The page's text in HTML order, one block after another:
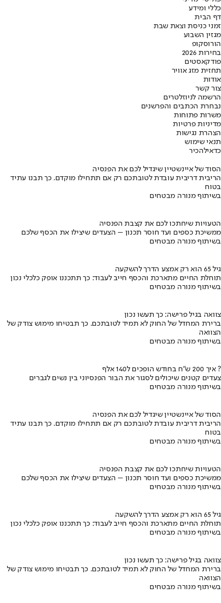
כללי ומידע
דף הבית
זמני כניסת וצאת שבת
מגזין השבוע
הורוסקופ
בחירות 2026
פודקאסטים
תחזית מזג אוויר
אודות
צור קשר
הרשמה לניוזלטרים
נבחרת הכתבים והפרשנים
משרות פתוחות
מדיניות פרטיות
הצהרת נגישות
תנאי שימוש
כדאילהכיר
הסוד של איינשטיין שיגדיל לכם את הפנסיה
הריבית דריבית עובדת לטובתכם רק אם תתחילו מוקדם. כך תבנו עתיד
בטוח
בשיתוף מנורה מבטחים
הטעויות שיחתכו לכם את קצבת הפנסיה
ממשיכת כספים ועד חוסר תכנון – הצעדים שיצילו את הכסף שלכם
בשיתוף מנורה מבטחים
גיל 65 הוא רק אמצע הדרך להשקעה
תוחלת החיים מתארכת והכסף חייב לעבוד: כך תתכננו אופק כלכלי נכון
בשיתוף מנורה מבטחים
צוואה בגיל פרישה: כך תעשו נכון
ברירת המחדל של החוק לא תמיד לטובתכם. כך תבטיחו מימוש צודק של
הצוואה
בשיתוף מנורה מבטחים
איך 200 ש"ח בחודש הופכים ל140 אלף ?
צעדים קטנים שיכולים לסגור את הבור הפנסיוני בין נשים לגברים
בשיתוף מנורה מבטחים
הסוד של איינשטיין שיגדיל לכם את הפנסיה
הריבית דריבית עובדת לטובתכם רק אם תתחילו מוקדם. כך תבנו עתיד
בטוח
בשיתוף מנורה מבטחים
הטעויות שיחתכו לכם את קצבת הפנסיה
ממשיכת כספים ועד חוסר תכנון – הצעדים שיצילו את הכסף שלכם
בשיתוף מנורה מבטחים
גיל 65 הוא רק אמצע הדרך להשקעה
תוחלת החיים מתארכת והכסף חייב לעבוד: כך תתכננו אופק כלכלי נכון
בשיתוף מנורה מבטחים
צוואה בגיל פרישה: כך תעשו נכון
ברירת המחדל של החוק לא תמיד לטובתכם. כך תבטיחו מימוש צודק של
הצוואה
בשיתוף מנורה מבטחים